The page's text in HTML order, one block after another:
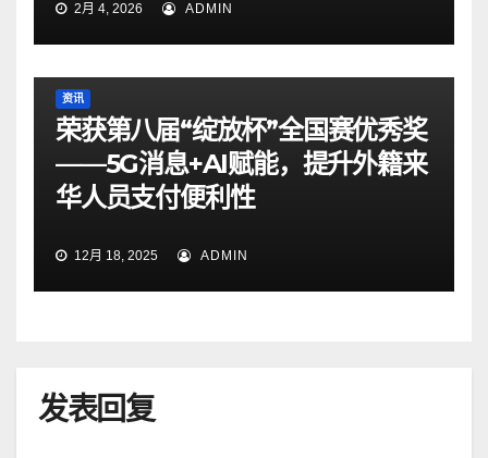
2月 4, 2026 ADMIN
资讯
荣获第八届“绽放杯”全国赛优秀奖
——5G消息+AI赋能，提升外籍来
华人员支付便利性
12月 18, 2025 ADMIN
发表回复